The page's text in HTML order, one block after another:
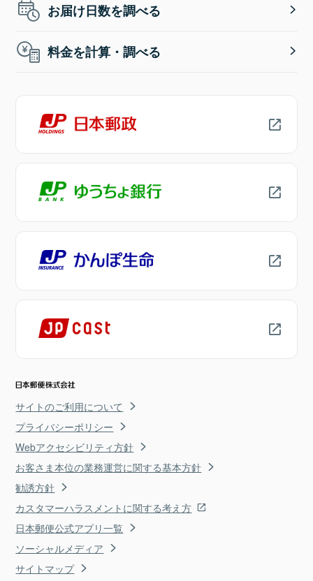
お届け日数を調べる
料金を計算・調べる
サイトのご利用について
プライバシーポリシー
Webアクセシビリティ方針
お客さま本位の業務運営に関する基本方針
勧誘方針
カスタマーハラスメントに関する考え方
日本郵便公式アプリ一覧
ソーシャルメディア
サイトマップ